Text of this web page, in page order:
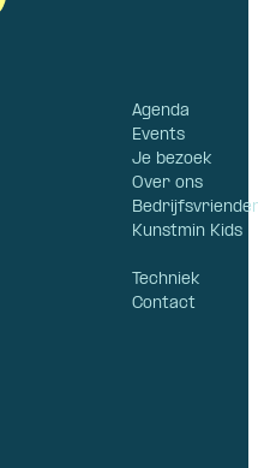
Agenda
Events
Je bezoek
Over ons
Kunstmin Kids
Techniek
Contact